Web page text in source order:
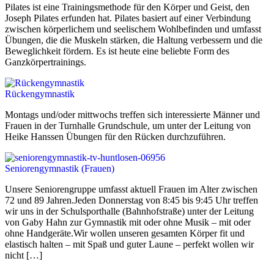
Pilates ist eine Trainingsmethode für den Körper und Geist, den
Joseph Pilates erfunden hat. Pilates basiert auf einer Verbindung
zwischen körperlichem und seelischem Wohlbefinden und umfasst
Übungen, die die Muskeln stärken, die Haltung verbessern und die
Beweglichkeit fördern. Es ist heute eine beliebte Form des
Ganzkörpertrainings.
Rückengymnastik
Montags und/oder mittwochs treffen sich interessierte Männer und
Frauen in der Turnhalle Grundschule, um unter der Leitung von
Heike Hanssen Übungen für den Rücken durchzuführen.
Seniorengymnastik (Frauen)
Unsere Seniorengruppe umfasst aktuell Frauen im Alter zwischen
72 und 89 Jahren.Jeden Donnerstag von 8:45 bis 9:45 Uhr treffen
wir uns in der Schulsporthalle (Bahnhofstraße) unter der Leitung
von Gaby Hahn zur Gymnastik mit oder ohne Musik – mit oder
ohne Handgeräte.Wir wollen unseren gesamten Körper fit und
elastisch halten – mit Spaß und guter Laune – perfekt wollen wir
nicht […]